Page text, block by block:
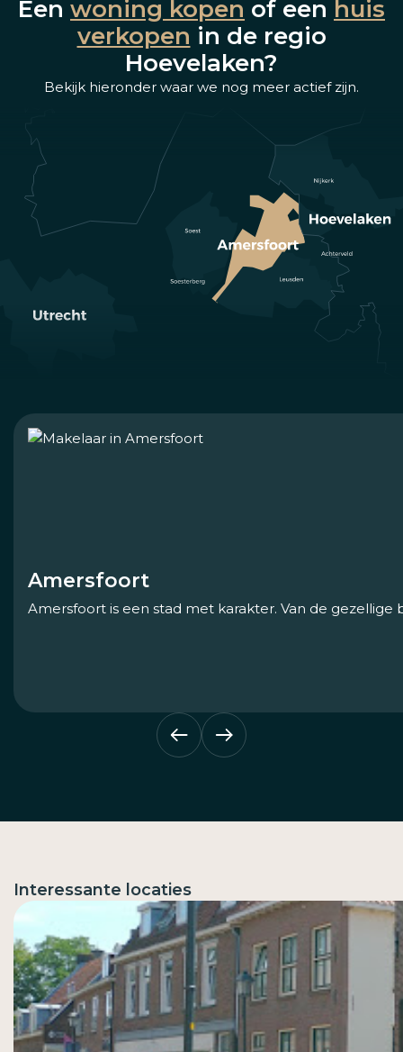
Een woning kopen of een huis
verkopen in de regio
Hoevelaken?
Bekijk hieronder waar we nog meer actief zijn.
Amersfoort
Amersfoort is een stad met karakter. Van de
Interessante locaties